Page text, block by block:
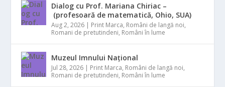
Dialog cu Prof. Mariana Chiriac –
(profesoară de matematică, Ohio, SUA)
Aug 2, 2026 | Print Marca, Români de langă noi,
Romani de pretutindeni, Români în lume
Muzeul Imnului Național
Jul 28, 2026 | Print Marca, Români de langă noi,
Romani de pretutindeni, Români în lume